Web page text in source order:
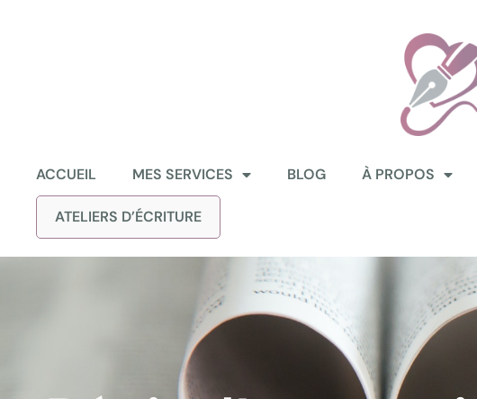
ACCUEIL MES SERVICES BLOG À PROPOS
ATELIERS D’ÉCRITURE